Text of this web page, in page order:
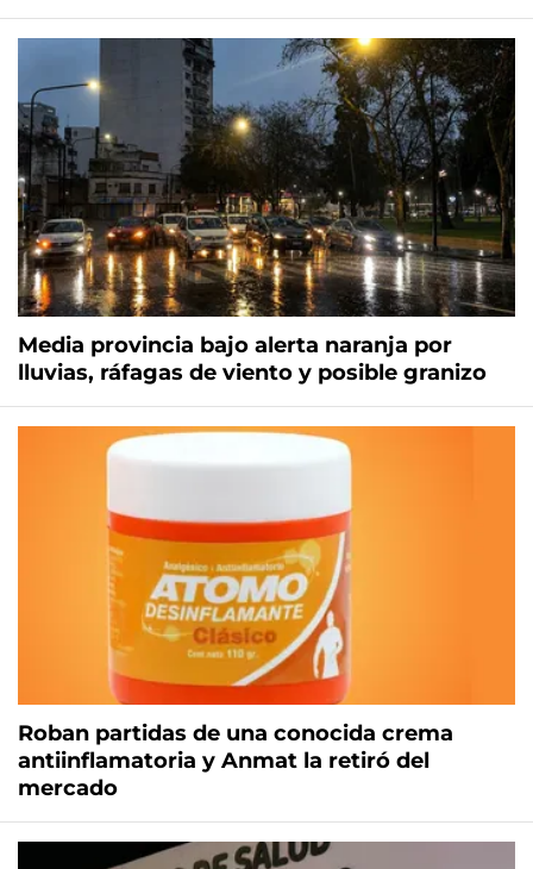
Media provincia bajo alerta naranja por
lluvias, ráfagas de viento y posible granizo
Roban partidas de una conocida crema
antiinflamatoria y Anmat la retiró del
mercado